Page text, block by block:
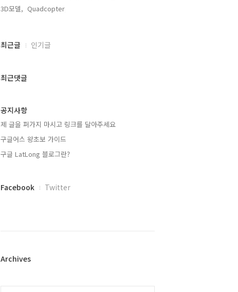
3D모델, Quadcopter,
최
과
글
최근글 인기글
최근댓글
공지사항
제 글을 퍼가지 마시고 링크를 달아주세요
구글어스 왕초보 가이드
구글 LatLong 블로그란?
페
플
Facebook Twitter
Archives